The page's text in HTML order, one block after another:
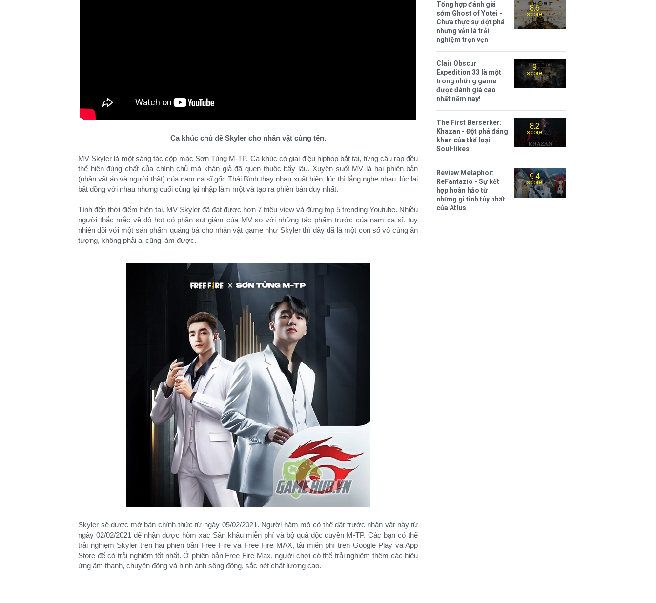
Ca khúc chủ đề Skyler cho nhân vật cùng tên.
MV Skyler là một sáng tác cộp mác Sơn Tùng M-TP. Ca khúc có giai điệu hiphop bắt tai, từng câu rap đều
thể hiện đúng chất của chính chủ mà khán giả đã quen thuộc bấy lâu. Xuyên suốt MV là hai phiên bản
(nhân vật ảo và người thật) của nam ca sĩ gốc Thái Bình thay nhau xuất hiện, lúc thì lắng nghe nhau, lúc lại
bất đồng với nhau nhưng cuối cùng lại nhập làm một và tạo ra phiên bản duy nhất.
Tính đến thời điểm hiện tại, MV Skyler đã đạt được hơn 7 triệu view và đứng top 5 trending Youtube. Nhiều
người thắc mắc về độ hot có phần sụt giảm của MV so với những tác phẩm trước của nam ca sĩ, tuy
nhiên đối với một sản phẩm quảng bá cho nhân vật game như Skyler thì đây đã là một con số vô cùng ấn
tượng, không phải ai cũng làm được.
Skyler sẽ được mở bán chính thức từ ngày 05/02/2021. Người hâm mộ có thể đặt trước nhân vật này từ
ngày 02/02/2021 để nhận được hòm xác Sân khấu miễn phí và bộ quà độc quyền M-TP. Các bạn có thể
trải nghiệm Skyler trên hai phiên bản Free Fire và Free Fire MAX, tải miễn phí trên Google Play và App
Store để có trải nghiệm tốt nhất. Ở phiên bản Free Fire Max, người chơi có thể trải nghiệm thêm các hiệu
ứng âm thanh, chuyển động và hình ảnh sống động, sắc nét chất lượng cao.​
8.6
score
Tổng hợp đánh giá
sớm Ghost of Yotei -
Chưa thực sự đột phá
nhưng vẫn là trải
nghiệm trọn vẹn
9
score
Clair Obscur
Expedition 33 là một
trong những game
được đánh giá cao
nhất năm nay!
8.2
score
The First Berserker:
Khazan - Đột phá đáng
khen của thể loại
Soul-likes
9.4
score
Review Metaphor:
ReFantazio - Sự kết
hợp hoàn hảo từ
những gì tinh túy nhất
của Atlus